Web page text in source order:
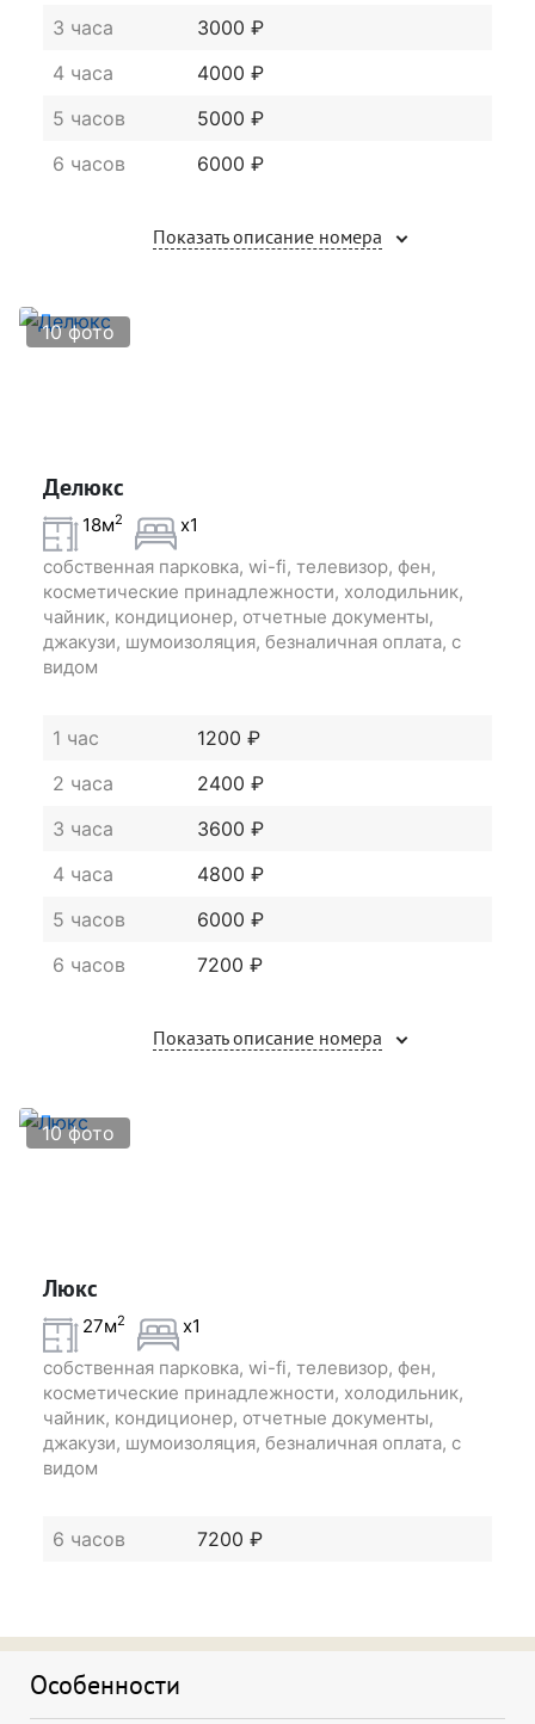
3 часа
3000 ₽
4 часа
4000 ₽
5 часов
5000 ₽
6 часов
6000 ₽
Показать описание номера
10 фото
Делюкс
18м2
x1
собственная парковка, wi-fi, телевизор, фен,
косметические принадлежности, холодильник,
чайник, кондиционер, отчетные документы,
джакузи, шумоизоляция, безналичная оплата, с
видом
1 час
1200 ₽
2 часа
2400 ₽
3 часа
3600 ₽
4 часа
4800 ₽
5 часов
6000 ₽
6 часов
7200 ₽
Показать описание номера
10 фото
Люкс
27м2
x1
собственная парковка, wi-fi, телевизор, фен,
косметические принадлежности, холодильник,
чайник, кондиционер, отчетные документы,
джакузи, шумоизоляция, безналичная оплата, с
видом
6 часов 7200 ₽
Особенности